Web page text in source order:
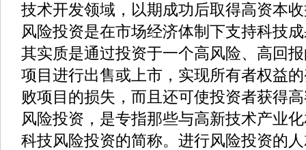
技术开发领域，以期成功后取得高资本
风险投资是在市场经济体制下支持科技
其实质是通过投资于一个高风险、高回
项目进行出售或上市，实现所有者权益
败项目的损失，而且还可使投资者获得
风险投资，是专指那些与高新技术产业
科技风险投资的简称。进行风险投资的